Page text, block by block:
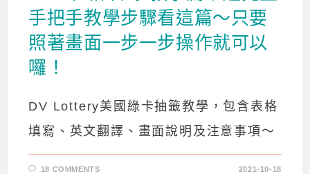
手把手教學步驟看這篇～只要
照著畫面一步一步操作就可以
囉！
DV Lottery美國綠卡抽籤教學，包含表格
填寫、英文翻譯、畫面說明及注意事項～
18 COMMENTS 2021-10-18